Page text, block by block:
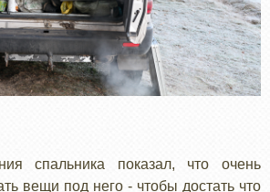
спальника показал, что очень
вещи под него - чтобы достать что